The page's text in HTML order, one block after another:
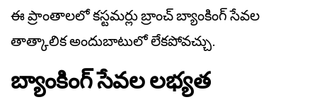
ఈ ప్రాంతాలలో కస్టమర్లు బ్రాంచ్ బ్యాంకింగ్ సేవల
తాత్కాలిక అందుబాటులో లేకపోవచ్చు.
బ్యాంకింగ్ సేవల లభ్యత